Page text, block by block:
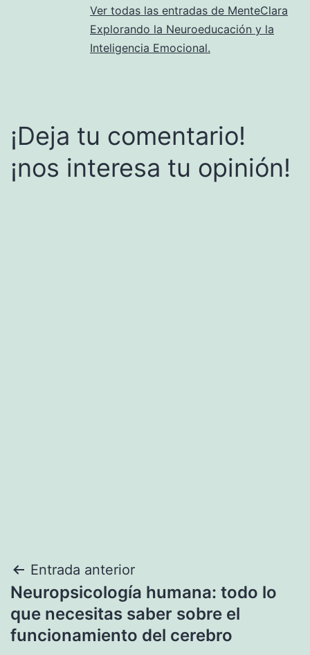
Ver todas las entradas de MenteClara
Explorando la Neuroeducación y la
Inteligencia Emocional.
¡Deja tu comentario!
¡nos interesa tu opinión!
Navegación
de
entradas
Entrada anterior
Neuropsicología humana: todo lo
que necesitas saber sobre el
funcionamiento del cerebro